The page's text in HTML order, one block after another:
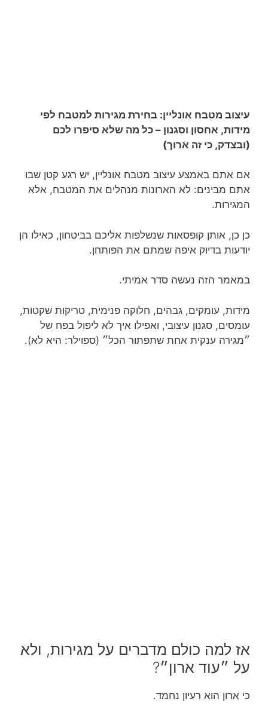
עיצוב מטבח אונליין: בחירת מגירות למטבח לפי
מידות, אחסון וסגנון – כל מה שלא סיפרו לכם
(ובצדק, כי זה ארוך)
אם אתם באמצע עיצוב מטבח אונליין, יש רגע קטן שבו
אתם מבינים: לא הארונות מנהלים את המטבח, אלא
המגירות.
כן כן, אותן קופסאות שנשלפות אליכם בביטחון, כאילו הן
יודעות בדיוק איפה שמתם את הפותחן.
במאמר הזה נעשה סדר אמיתי.
מידות, עומקים, גבהים, חלוקה פנימית, טריקות שקטות,
עומסים, סגנון עיצובי, ואפילו איך לא ליפול בפח של
״מגירה ענקית אחת שתפתור הכל״ (ספוילר: היא לא).
אז למה כולם מדברים על מגירות, ולא
על ״עוד ארון״?
כי ארון הוא רעיון נחמד.